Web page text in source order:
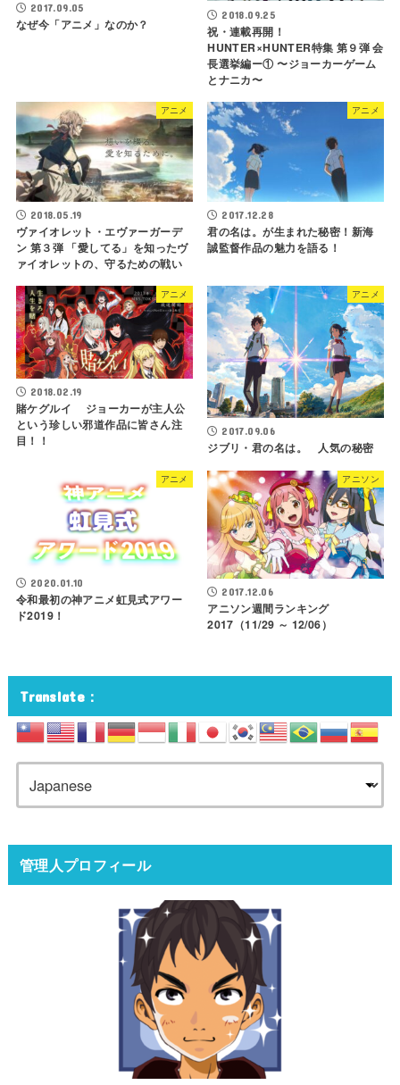
2017.09.05
なぜ今「アニメ」なのか？
2018.09.25
祝・連載再開！
HUNTER×HUNTER特集 第９弾 会
長選挙編ー① 〜ジョーカーゲーム
とナニカ〜
アニメ
2018.05.19
ヴァイオレット・エヴァーガーデ
ン 第３弾 「愛してる」を知ったヴ
ァイオレットの、守るための戦い
アニメ
2017.12.28
君の名は。が生まれた秘密！新海
誠監督作品の魅力を語る！
アニメ
2018.02.19
賭ケグルイ ジョーカーが主人公
という珍しい邪道作品に皆さん注
目！！
アニメ
2017.09.06
ジブリ・君の名は。 人気の秘密
アニメ
2020.01.10
令和最初の神アニメ虹見式アワー
ド2019！
アニソン
2017.12.06
アニソン週間ランキング
2017（11/29 ～ 12/06）
Translate：
管理人プロフィール